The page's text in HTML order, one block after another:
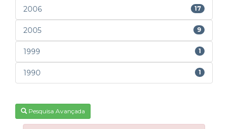
2006 17
2005 9
1999 1
1990 1
Pesquisa Avançada